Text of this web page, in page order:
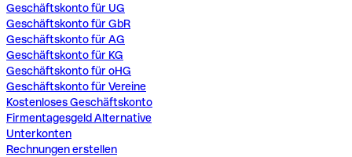
Geschäftskonto für UG
Geschäftskonto für GbR
Geschäftskonto für AG
Geschäftskonto für KG
Geschäftskonto für oHG
Geschäftskonto für Vereine
Kostenloses Geschäftskonto
Firmentagesgeld Alternative
Unterkonten
Rechnungen erstellen